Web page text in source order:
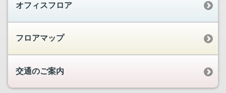
オフィスフロア
フロアマップ
交通のご案内